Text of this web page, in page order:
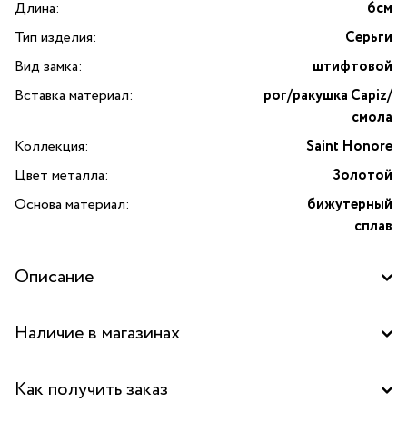
Длина:
6см
Тип изделия:
Серьги
Вид замка:
штифтовой
Вставка материал:
рог/ракушка Capiz/
смола
Коллекция:
Saint Honore
Цвет металла:
Золотой
Основа материал:
бижутерный
сплав
Описание
Sain Honore от бренда Nature Bijoux — воплощением
выполнены из уникального сочетания натурального рога,
Наличие в магазинах
Бутик "La Nature" в ТД "Дружба", Москва
Как получить заказ